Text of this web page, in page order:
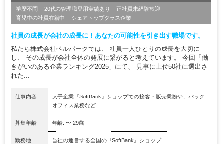
学歴不問 20代の管理職登用実績あり
正社員未経験歓迎
育児中の社員在籍中
シェアトップクラス企業
社員の成長が会社の成長に！あなたの可能性を引き出す職場です。
私たち株式会社ベルパークでは、 社員一人ひとりの成長を大切に
し、 その成長が会社全体の発展に繋がると考えています。 今回「働
きがいのある企業ランキング2025」にて、 見事に上位50社に選出さ
れた...
仕事内容
大手企業『SoftBank』ショップでの接客・販売業務や、バック
オフィス業務など
募集年齢 年齢: 〜 29歳
勤務地 当社の運営する全国の『SoftBank』ショップ